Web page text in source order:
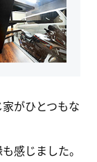
がひとつもな
感じました。